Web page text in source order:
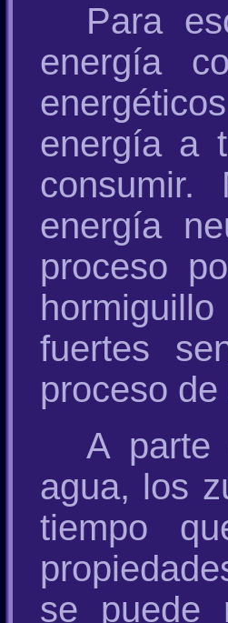
Para
energía
energía a
energía
proceso
fuertes
proceso
A parte
agua, los
tiempo
se puede